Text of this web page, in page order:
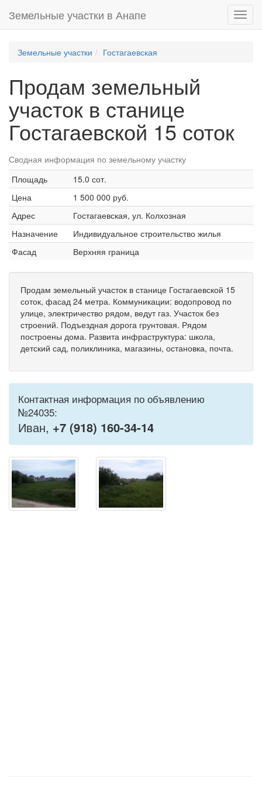
Земельные участки в Анапе
Земельные участки Гостагаевская
Продам земельный
участок в станице
Гостагаевской 15 соток
Сводная информация по земельному участку
Площадь
15.0 сот.
Цена
1 500 000 руб.
Адрес
Гостагаевская, ул. Колхозная
Назначение
Индивидуальное строительство жилья
Фасад
Верхняя граница
Продам земельный участок в станице Гостагаевской 15
соток, фасад 24 метра. Коммуникации: водопровод по
улице, электричество рядом, ведут газ. Участок без
строений. Подъездная дорога грунтовая. Рядом
построены дома. Развита инфраструктура: школа,
детский сад, поликлиника, магазины, остановка, почта.
Контактная информация по объявлению
№24035:
Иван, +7 (918) 160-34-14